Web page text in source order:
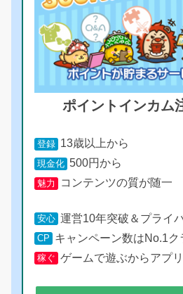
ポイントインカム
登録 13歳以上から
現金化 500円から
魅力 コンテンツの質が随一
安心 運営10年突破＆プライ
CP キャンペーン数はNo.1ク
稼ぐ ゲームで遊ぶからアプ